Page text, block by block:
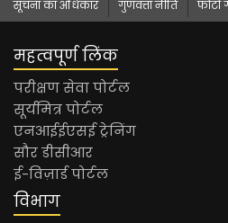
सूचना का अधिकार
गुणवत्ता नीति फोटो
महत्वपूर्ण लिंक
परीक्षण सेवा पोर्टल
सूर्यमित्र पोर्टल
एनआईईएसई ट्रेनिंग
सौर डीसीआर
ई-विज़ार्ड पोर्टल
विभाग